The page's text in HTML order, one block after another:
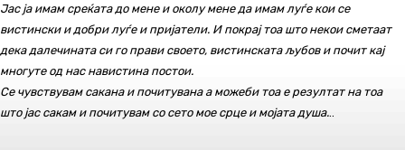
Јас ја имам среќата до мене и околу мене да имам луѓе кои се
вистински и добри луѓе и пријатели. И покрај тоа што некои сметаат
дека далечината си го прави своето, вистинската љубов и почит кај
многуте од нас навистина постои.
Се чувствувам сакана и почитувана а можеби тоа е резултат на тоа
што јас сакам и почитувам со сето мое срце и мојата душа.